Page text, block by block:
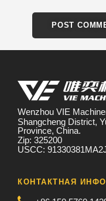
Wenzhou VIE
Shangcheng District,
Province, China.
Zip: 325200
USCC:
КОНТАКТНАЯ